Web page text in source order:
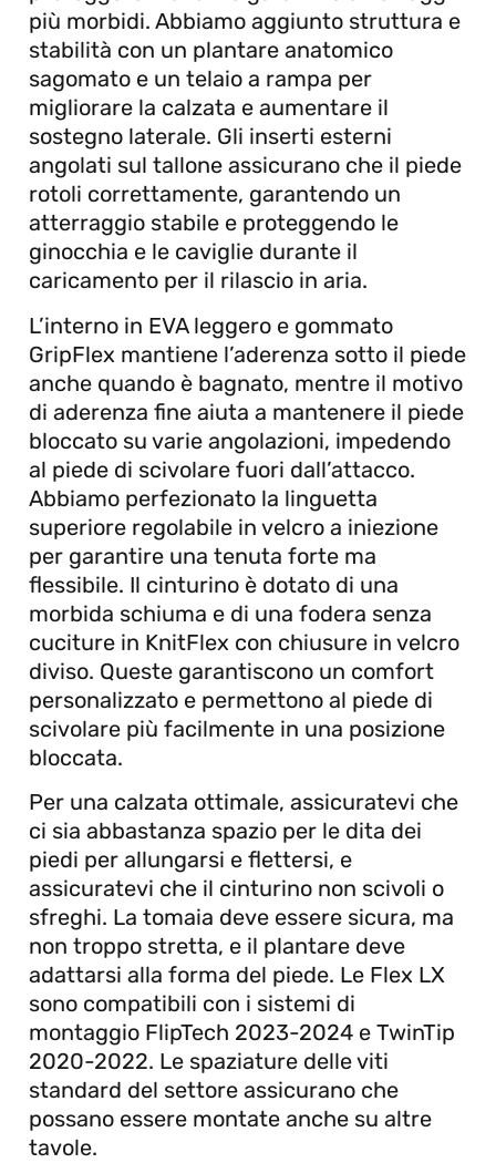
più morbidi. Abbiamo aggiunto struttura e
stabilità con un plantare anatomico
sagomato e un telaio a rampa per
migliorare la calzata e aumentare il
sostegno laterale. Gli inserti esterni
angolati sul tallone assicurano che il piede
rotoli correttamente, garantendo un
atterraggio stabile e proteggendo le
ginocchia e le caviglie durante il
caricamento per il rilascio in aria.
L’interno in EVA leggero e gommato
GripFlex mantiene l’aderenza sotto il piede
anche quando è bagnato, mentre il motivo
di aderenza fine aiuta a mantenere il piede
bloccato su varie angolazioni, impedendo
al piede di scivolare fuori dall’attacco.
Abbiamo perfezionato la linguetta
superiore regolabile in velcro a iniezione
per garantire una tenuta forte ma
flessibile. Il cinturino è dotato di una
morbida schiuma e di una fodera senza
cuciture in KnitFlex con chiusure in velcro
diviso. Queste garantiscono un comfort
personalizzato e permettono al piede di
scivolare più facilmente in una posizione
bloccata.
Per una calzata ottimale, assicuratevi che
ci sia abbastanza spazio per le dita dei
piedi per allungarsi e flettersi, e
assicuratevi che il cinturino non scivoli o
sfreghi. La tomaia deve essere sicura, ma
non troppo stretta, e il plantare deve
adattarsi alla forma del piede. Le Flex LX
sono compatibili con i sistemi di
montaggio FlipTech 2023-2024 e TwinTip
2020-2022. Le spaziature delle viti
standard del settore assicurano che
possano essere montate anche su altre
tavole.